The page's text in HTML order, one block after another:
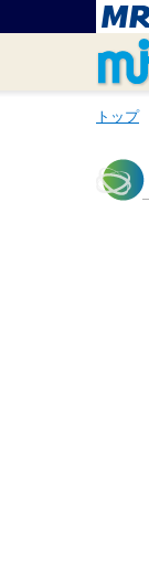
トップ